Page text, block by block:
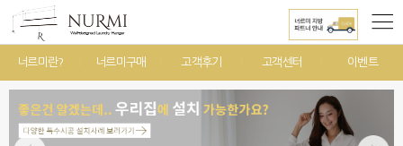
너르미란? 너르미구매 고객후기 고객센터 이벤트